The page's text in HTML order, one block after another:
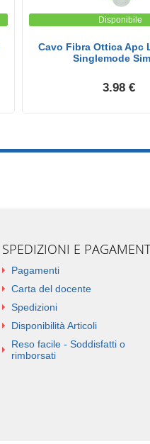
Disponibile
Cavo Fibra Ottica Apc
Singlemode
3.98 €
SPEDIZIONI E
Pagamenti
Carta del docente
Spedizioni
Disponibilità Articoli
Reso facile - Soddisfatti o
rimborsati